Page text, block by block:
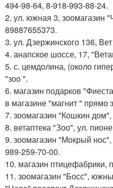
494-98-64, 8-918-993-88-24.
2. ул. южная 3, зоомагазин
89887655373.
3. ул. Дзержинского 136,
4. анапское шоссе, 17,
5. с. цемдолина, (около
"зоо ".
6. магазин подарков
в магазине "магнит " прямо
7. зоомагазин "Кошкин
8. ветаптека "Зоо", ул.
9. зоомагазин "Мокрый
989-259-70-00.
10. магазин птицефабрики,
11. зоомагазин "Босс",